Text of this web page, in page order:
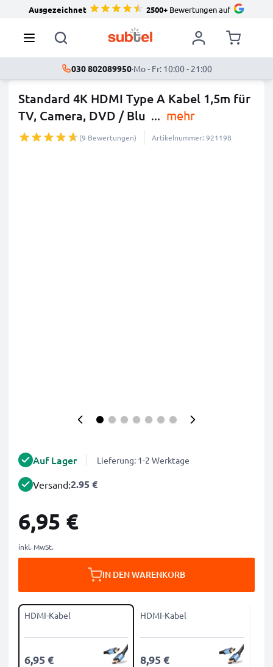
Ausgezeichnet 2500+Bewertungen auf
030 802089950·Mo - Fr: 10:00 - 21:00
Standard 4K HDMI Type A Kabel 1,5m für
TV, Camera, DVD / Blu ... mehr
(9 Bewertungen) Artikelnummer: 921198
Auf Lager Lieferung: 1-2 Werktage
Versand:2.95 €
6,95 €
inkl. MwSt.
IN DEN WARENKORB
HDMI-Kabel
6,95 €
HDMI-Kabel
8,95 €